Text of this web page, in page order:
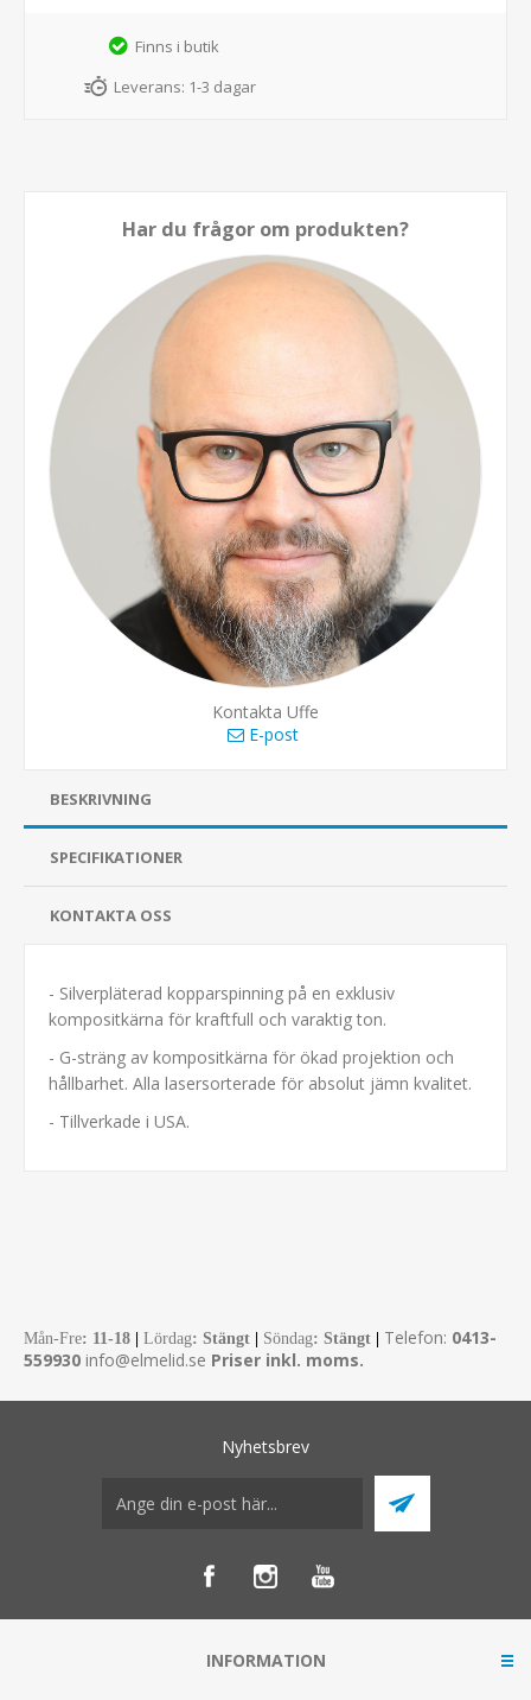
Finns i butik
Leverans: 1-3 dagar
Har du frågor om produkten?
Kontakta Uffe
E-post
BESKRIVNING
SPECIFIKATIONER
KONTAKTA OSS
- Silverpläterad kopparspinning på en exklusiv
kompositkärna för kraftfull och varaktig ton.
- G-sträng av kompositkärna för ökad projektion och
hållbarhet. Alla lasersorterade för absolut jämn kvalitet.
- Tillverkade i USA.
Mån-Fre: 11-18 Lördag: Stängt Söndag: Stängt Telefon: 0413-
559930 info@elmelid.se Priser inkl. moms.
Nyhetsbrev
INFORMATION